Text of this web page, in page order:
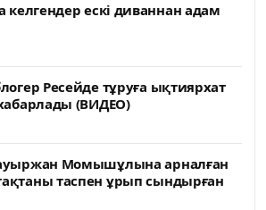
келгендер ескі диваннан адам
Ресейде тұруға ықтиярхат
(ВИДЕО)
Момышұлына арналған
таспен ұрып сындырған